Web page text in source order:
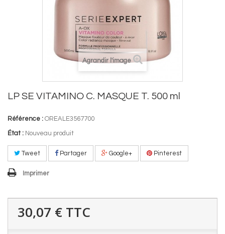
Agrandir l'image
LP SE VITAMINO C. MASQUE T. 500 ml
Référence : OREALE3567700
État : Nouveau produit
Tweet Partager Google+ Pinterest
Imprimer
30,07 € TTC